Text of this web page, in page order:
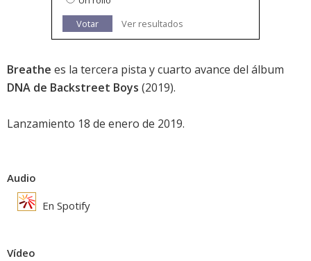
Votar
Ver resultados
Breathe es la tercera pista y cuarto avance del álbum
DNA de Backstreet Boys (2019).
Lanzamiento 18 de enero de 2019.
Audio
En Spotify
Vídeo